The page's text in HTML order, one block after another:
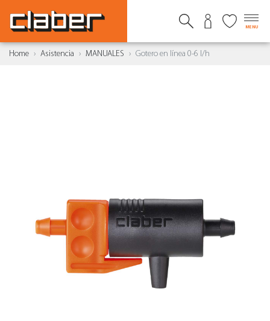
MENU
Home Asistencia MANUALES Gotero en línea 0-6 l/h